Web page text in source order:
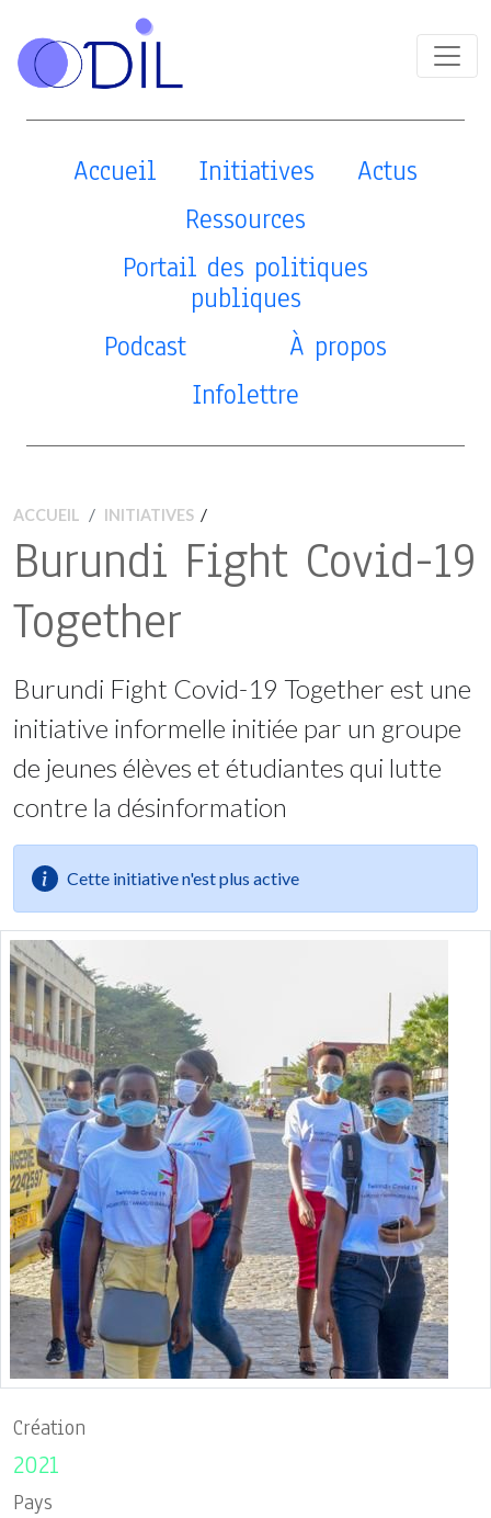
Accueil Initiatives
Actus
Ressources
Portail des politiques
publiques
Podcast
À propos
Infolettre
ACCUEIL INITIATIVES /
Burundi Fight Covid-19
Together
Burundi Fight Covid-19 Together est une
initiative informelle initiée par un groupe
de jeunes élèves et étudiantes qui lutte
contre la désinformation
Cette initiative n'est plus active
Création
2021
Pays